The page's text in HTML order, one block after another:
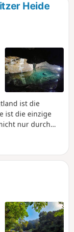
Heide
ist die
ist die einzige
nur durch
von Syrau ist
noch zu den
Heide. Beide
Rundweg.